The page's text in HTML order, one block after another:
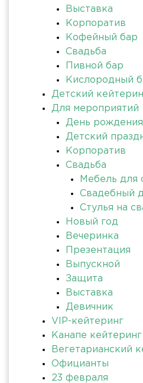
Выставка
Корпоратив
Кофейный бар
Свадьба
Пивной бар
Кислородный
Детский
Для мероприятий
День рождения
Детский
Корпоратив
Свадьба
Мебель для
Свадебный
Стулья на
Новый год
Вечеринка
Презентация
Выпускной
Защита
Выставка
Девичник
VIP-кейтеринг
Канапе кейтеринг
Вегетарианский
Официанты
23 февраля